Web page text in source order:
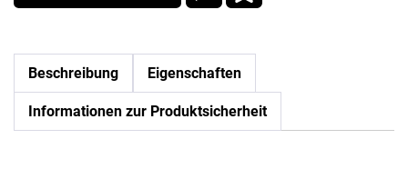
Beschreibung Eigenschaften
Informationen zur Produktsicherheit